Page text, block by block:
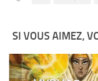
SI VOUS AIMEZ,